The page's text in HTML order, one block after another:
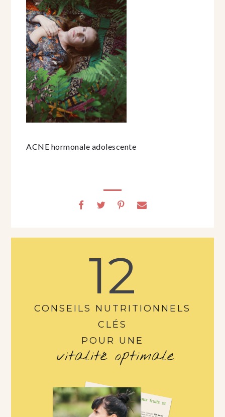
ACNE hormonale adolescente
12
CONSEILS NUTRITIONNELS
CLÉS
POUR UNE
vitalité optimale